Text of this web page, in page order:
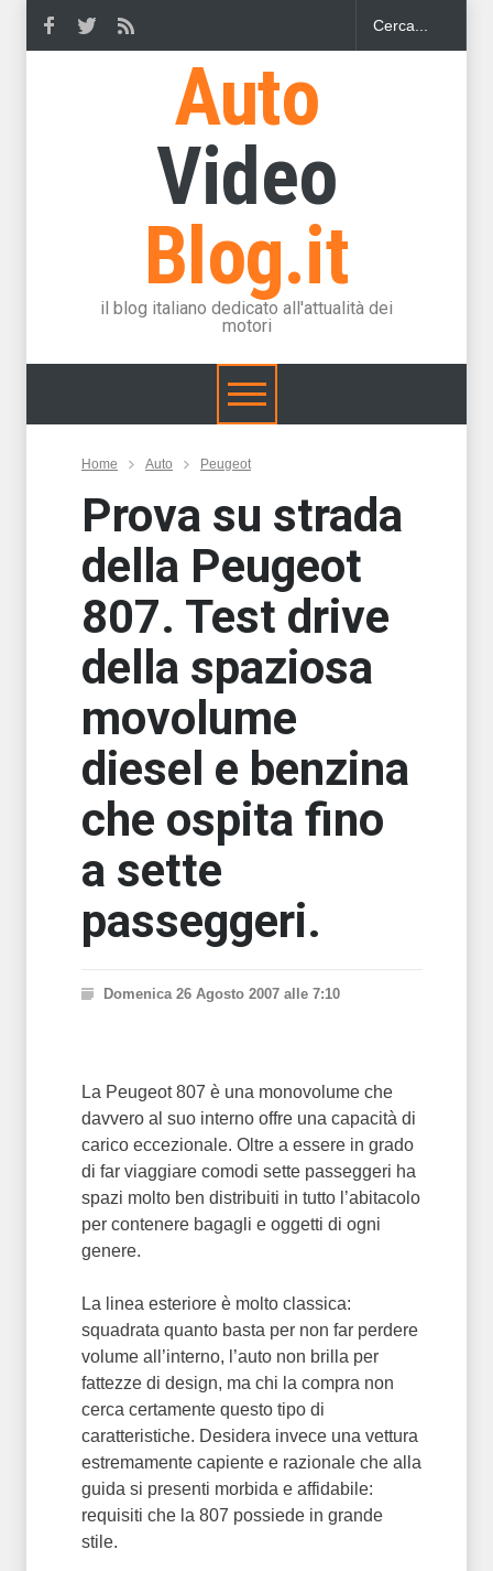
Auto
Video
Blog.it
il blog italiano dedicato all'attualità dei
motori
Home Auto Peugeot
Prova su strada
della Peugeot
807. Test drive
della spaziosa
movolume
diesel e benzina
che ospita fino
a sette
passeggeri.
Domenica 26 Agosto 2007 alle 7:10
La Peugeot 807 è una monovolume che
davvero al suo interno offre una capacità di
carico eccezionale. Oltre a essere in grado
di far viaggiare comodi sette passeggeri ha
spazi molto ben distribuiti in tutto l’abitacolo
per contenere bagagli e oggetti di ogni
genere.
La linea esteriore è molto classica:
squadrata quanto basta per non far perdere
volume all’interno, l’auto non brilla per
fattezze di design, ma chi la compra non
cerca certamente questo tipo di
caratteristiche. Desidera invece una vettura
estremamente capiente e razionale che alla
guida si presenti morbida e affidabile:
requisiti che la 807 possiede in grande
stile.